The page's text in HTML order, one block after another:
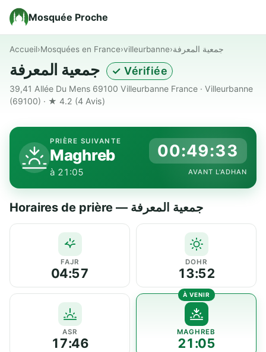
Mosquée Proche
Accueil›Mosquées en France›villeurbanne›جمعية المعرفة
جمعية المعرفة ✓ Vérifiée
39,41 Allée Du Mens 69100 Villeurbanne France · Villeurbanne
(69100) · ★ 4.2 (4 Avis)
PRIÈRE SUIVANTE
Maghreb
à 21:05
00:49:32
AVANT L'ADHAN
Horaires de prière — جمعية المعرفة
FAJR
04:57
DOHR
13:52
ASR
17:46
MAGHREB
21:05